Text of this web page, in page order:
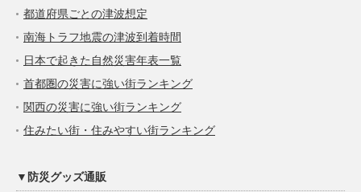
都道府県ごとの津波想定
南海トラフ地震の津波到着時間
日本で起きた自然災害年表一覧
首都圏の災害に強い街ランキング
関西の災害に強い街ランキング
住みたい街・住みやすい街ランキング
▼防災グッズ通販